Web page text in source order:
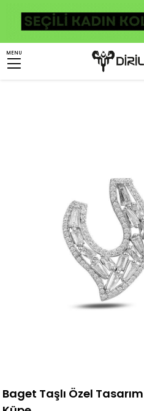
MENU
Kadın Gümüş Takı Kadın
Baget Taşlı Özel Tasarım Bayan Gümüş Küpe
Baget Taşlı Özel